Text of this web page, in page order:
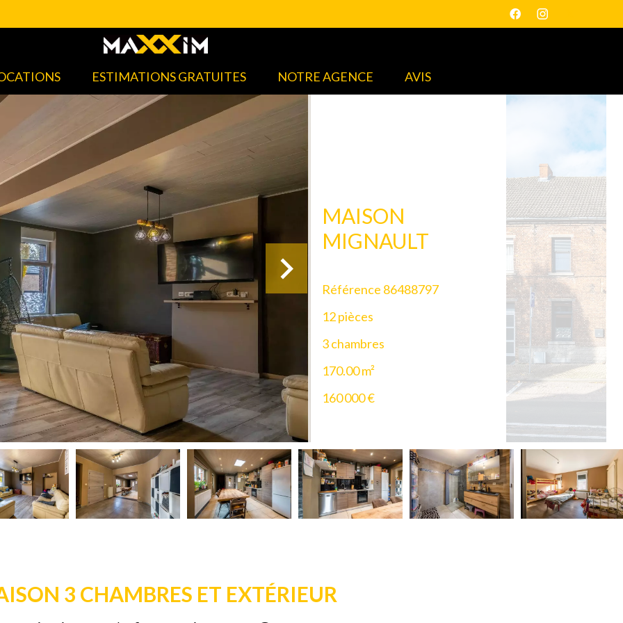
ESTIMATIONS GRATUITES NOTRE AGENCE AVIS
MAISON
MIGNAULT
Référence 86488797
12 pièces
3 chambres
170.00m²
160 000 €
3 CHAMBRES ET EXTÉRIEUR